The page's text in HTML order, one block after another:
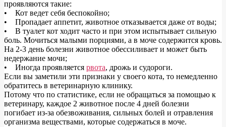
проявляются такие:
• Кот ведет себя беспокойно;
• Пропадает аппетит, животное отказывается даже от воды;
• В туалет кот ходит часто и при этом испытывает сильную
боль. Мочиться малыми порциями, а в моче содержится кровь.
На 2-3 день болезни животное обессиливает и может быть
недержание мочи;
• Иногда проявляется рвота, дрожь и судороги.
Если вы заметили эти признаки у своего кота, то немедленно
обратитесь в ветеринарную клинику.
Потому что по статистике, если не обращаться за помощью к
ветеринару, каждое 2 животное после 4 дней болезни
погибает из-за обезвоживания, сильных болей и отравления
организма веществами, которые содержаться в моче.